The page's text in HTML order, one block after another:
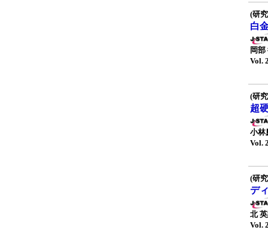
(研
白
岡
Vol.
(研
超
小林
Vol.
(研
デ
北
Vol.